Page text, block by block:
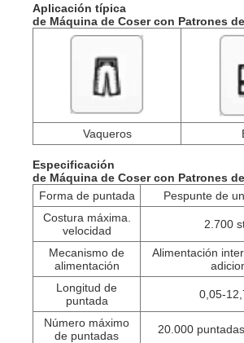
Aplicación típica
de Máquina de Coser con Patrones
Vaqueros
Especificación
de Máquina de Coser con Patrones
Forma de puntada
Pespunte de
Costura máxima.
velocidad
2.700
Mecanismo de
alimentación
Alimentación
Longitud de
puntada
0,05-
Número máximo
de puntadas
20.000